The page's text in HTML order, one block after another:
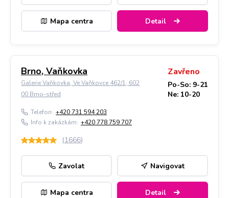
Mapa centra Detail
Brno, Vaňkovka
Galerie Vaňkovka, Ve Vaňkovce 462/1, 602
00 Brno-střed
Zavřeno
Po-So: 9-21
Ne: 10-20
Telefon: +420 731 594 203
Info k zakázkám: +420 778 759 707
(1666)
Zavolat Navigovat
Mapa centra Detail